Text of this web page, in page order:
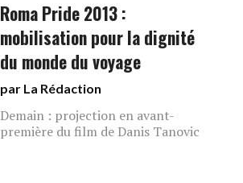
Roma Pride 2013 :
mobilisation pour la dignité
du monde du voyage
par La Rédaction
Demain : projection en avant-
première du film de Danis Tanovic